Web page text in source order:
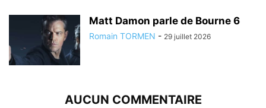
Matt Damon parle de Bourne 6
Romain TORMEN - 29 juillet 2026
AUCUN COMMENTAIRE